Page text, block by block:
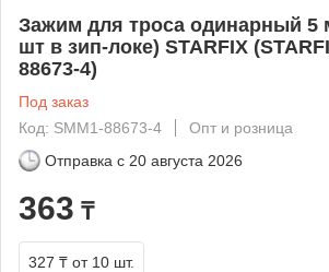
Зажим для троса одинарный 5
шт в зип-локе) STARFIX
88673-4)
Под заказ
Код: SMM1-88673-4
Опт и розница
Отправка с 20 августа 2026
363 ₸
327 ₸ от 10 шт.